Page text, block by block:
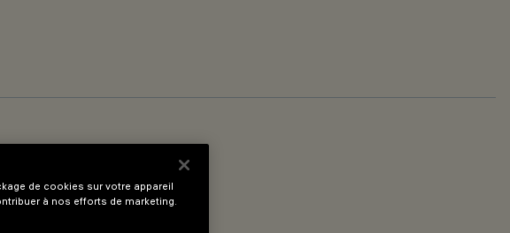
de cookies sur votre appareil
à nos efforts de marketing.